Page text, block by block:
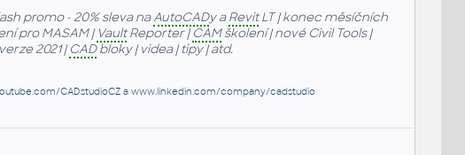
promo - 20% sleva naAutoCADy aRevitLT | konec měsíčních
pro MASAM | VaultReporter |CAMškolení | nové Civil Tools |
2021 |CADbloky | videa | tipy | atd.
CADstudioCZa www.linkedin.com/company/cadstudio